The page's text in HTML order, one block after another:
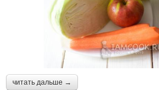
читать дальше →